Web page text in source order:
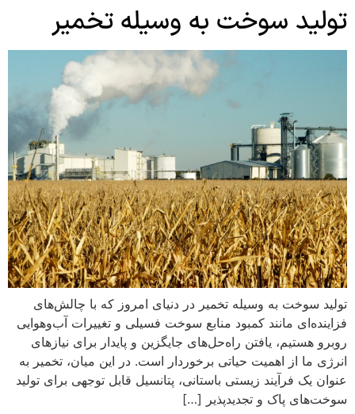
تولید سوخت به وسیله تخمیر
تولید سوخت به وسیله تخمیر در دنیای امروز که با چالش‌های
فزاینده‌ای مانند کمبود منابع سوخت فسیلی و تغییرات آب‌وهوایی
روبرو هستیم، یافتن راه‌حل‌های جایگزین و پایدار برای نیازهای
انرژی ما از اهمیت حیاتی برخوردار است. در این میان، تخمیر به
عنوان یک فرآیند زیستی باستانی، پتانسیل قابل توجهی برای تولید
سوخت‌های پاک و تجدیدپذیر […]